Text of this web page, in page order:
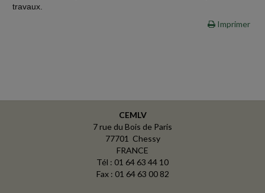
travaux.
Imprimer
CEMLV
7 rue du Bois de Paris
77701 Chessy
FRANCE
Tél : 01 64 63 44 10
Fax : 01 64 63 00 82